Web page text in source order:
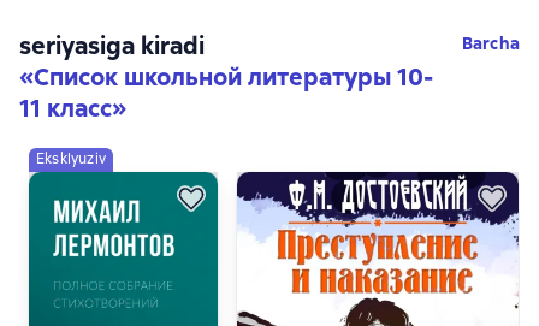
seriyasiga kiradi
«Список школьной литературы 10-
11 класс»
Barcha
Eksklyuziv